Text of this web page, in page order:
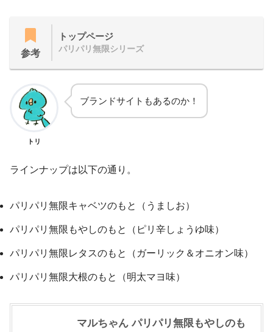
参考
トップページ
パリパリ無限シリーズ
トリ
ブランドサイトもあるのか！
ラインナップは以下の通り。
パリパリ無限キャベツのもと（うましお）
パリパリ無限もやしのもと（ピリ辛しょうゆ味）
パリパリ無限レタスのもと（ガーリック＆オニオン味）
パリパリ無限大根のもと（明太マヨ味）
マルちゃん パリパリ無限もやしのも